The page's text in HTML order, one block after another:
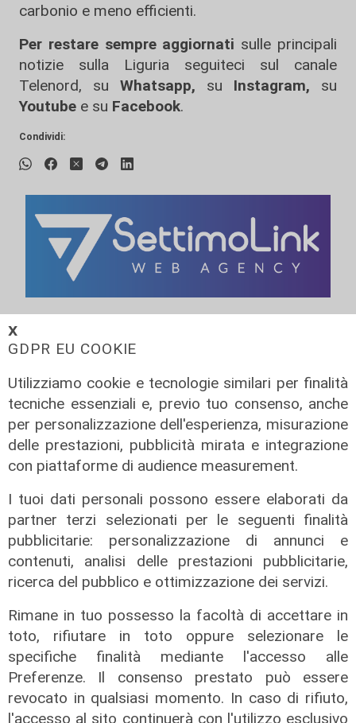
𝗫
GDPR EU COOKIE
Utilizziamo cookie e tecnologie similari per finalità
tecniche essenziali e, previo tuo consenso, anche
per personalizzazione dell'esperienza, misurazione
delle prestazioni, pubblicità mirata e integrazione
con piattaforme di audience measurement.
I tuoi dati personali possono essere elaborati da
partner terzi selezionati per le seguenti finalità
pubblicitarie: personalizzazione di annunci e
contenuti, analisi delle prestazioni pubblicitarie,
ricerca del pubblico e ottimizzazione dei servizi.
Rimane in tuo possesso la facoltà di accettare in
toto, rifiutare in toto oppure selezionare le
specifiche finalità mediante l'accesso alle
Preferenze. Il consenso prestato può essere
revocato in qualsiasi momento. In caso di rifiuto,
l'accesso al sito continuerà con l'utilizzo esclusivo
carbonio e meno efficienti.
Per restare sempre aggiornati sulle principali
notizie sulla Liguria seguiteci sul canale
Telenord, su
Whatsapp, su Instagram, su
Youtube e su Facebook.
Condividi:
L'assemblea
Interporto di Vado, rinnovato il Cda:
22/07/2026
di Redazione